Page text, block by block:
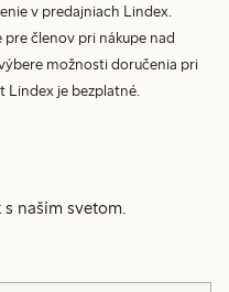
v predajniach Lindex.
členov pri nákupe nad
možnosti doručenia pri
Lindex je bezplatné.
naším svetom.